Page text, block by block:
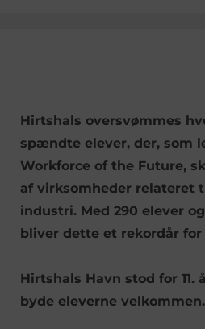
Hirtshals oversvømmes
spændte elever, der, som
Workforce of the Future,
af virksomheder relateret
industri. Med 290 elever
bliver dette et rekordår
Hirtshals Havn stod for
byde eleverne velkommen.